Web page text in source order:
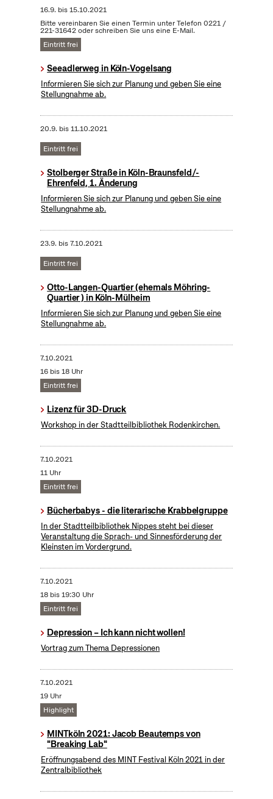
16.9. bis15.10.2021
Bitte vereinbaren Sie einen Termin unter Telefon 0221 /
221-31642 oder schreiben Sie uns eine E-Mail.
Eintritt frei
Seeadlerweg in Köln-Vogelsang
Informieren Sie sich zur Planung und geben Sie eine
Stellungnahme ab.
20.9. bis11.10.2021
Eintritt frei
Stolberger Straße in Köln-Braunsfeld/-
Ehrenfeld, 1. Änderung
Informieren Sie sich zur Planung und geben Sie eine
Stellungnahme ab.
23.9. bis7.10.2021
Eintritt frei
Otto-Langen-Quartier (ehemals Möhring-
Quartier ) in Köln-Mülheim
Informieren Sie sich zur Planung und geben Sie eine
Stellungnahme ab.
7.10.2021
16 bis 18 Uhr
Eintritt frei
Lizenz für 3D-Druck
Workshop in der Stadtteilbibliothek Rodenkirchen.
7.10.2021
11 Uhr
Eintritt frei
Bücherbabys - die literarische Krabbelgruppe
In der Stadtteilbibliothek Nippes steht bei dieser
Veranstaltung die Sprach- und Sinnesförderung der
Kleinsten im Vordergrund.
7.10.2021
18 bis 19:30 Uhr
Eintritt frei
Depression – Ich kann nicht wollen!
Vortrag zum Thema Depressionen
7.10.2021
19 Uhr
Highlight
MINTköln 2021: Jacob Beautemps von
"Breaking Lab"
Eröffnungsabend des MINT Festival Köln 2021 in der
Zentralbibliothek